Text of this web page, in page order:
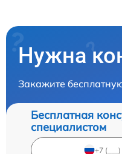
Нужна
Закажите
Бесплатная
специалистом